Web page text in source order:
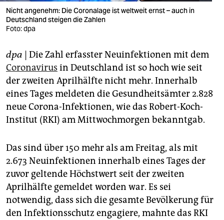
veranstaltungen
shop
fragen & hilfe
unterstützen
abo
genossenschaft
Nicht angenehm: Die Coronalage ist weltweit ernst – auch in
Deutschland steigen die Zahlen
Foto: dpa
dpa | Die Zahl erfasster Neuinfektionen mit dem
Coronavirus in Deutschland ist so hoch wie seit
der zweiten Aprilhälfte nicht mehr. Innerhalb
eines Tages meldeten die Gesundheitsämter 2.828
neue Corona-Infektionen, wie das Robert-Koch-
Institut (RKI) am Mittwochmorgen bekanntgab.
Das sind über 150 mehr als am Freitag, als mit
2.673 Neuinfektionen innerhalb eines Tages der
zuvor geltende Höchstwert seit der zweiten
Aprilhälfte gemeldet worden war. Es sei
notwendig, dass sich die gesamte Bevölkerung für
den Infektionsschutz engagiere, mahnte das RKI